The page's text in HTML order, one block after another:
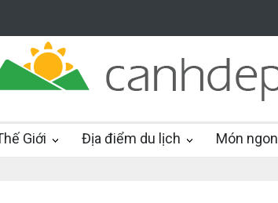
Giới Địa điểm du lịch Món ngon